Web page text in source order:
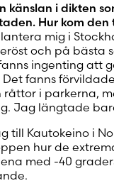
känslan i dikten
Hur kom den
mig i
och på bästa
ingenting att
fanns
i parkerna,
Jag längtade
till Kautokeino i
hur de
med -40